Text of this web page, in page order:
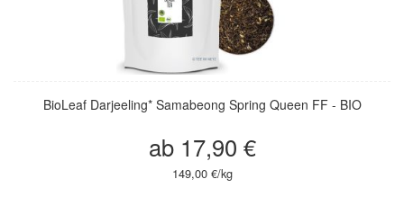
BioLeaf Darjeeling* Samabeong Spring Queen FF - BIO
ab 17,90 €
149,00 €/kg